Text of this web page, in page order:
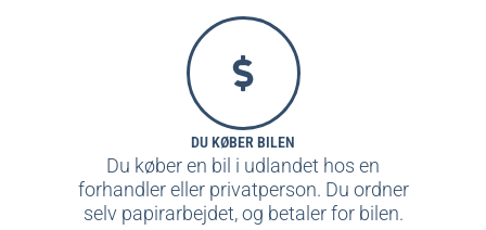
DU KØBER BILEN
Du køber en bil i udlandet hos en
forhandler eller privatperson. Du ordner
selv papirarbejdet, og betaler for bilen.